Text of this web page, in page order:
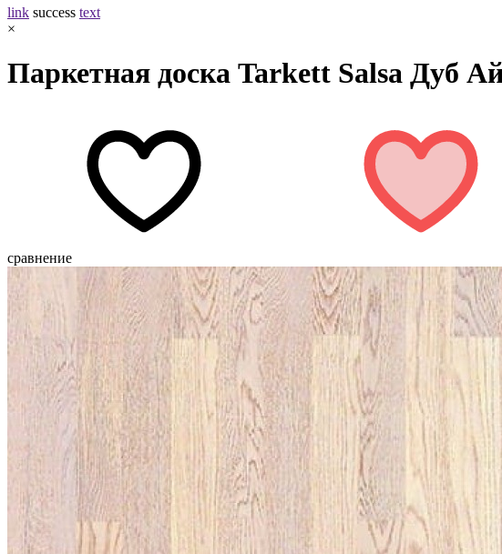
link success text
×
Паркетная доска Tarkett Salsa Дуб
сравнение